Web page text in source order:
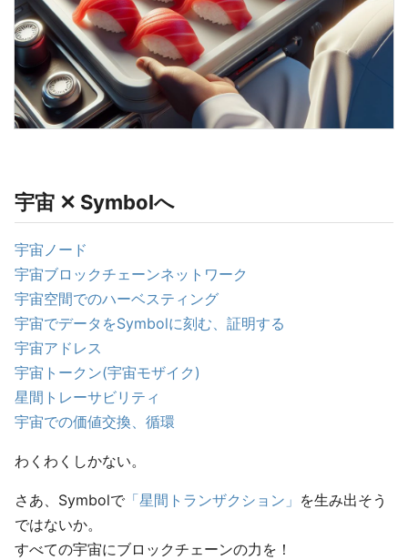
宇宙 ✕ Symbolへ
宇宙ノード
宇宙ブロックチェーンネットワーク
宇宙空間でのハーベスティング
宇宙でデータをSymbolに刻む、証明する
宇宙アドレス
宇宙トークン(宇宙モザイク)
星間トレーサビリティ
宇宙での価値交換、循環
わくわくしかない。
さあ、Symbolで 「星間トランザクション」 を生み出そう
ではないか。
すべての宇宙にブロックチェーンの力を！